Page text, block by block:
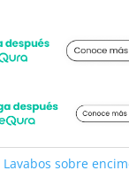
Lavabos sobre